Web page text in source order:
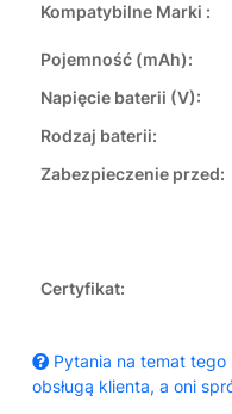
Kompatybilne Marki :
Pojemność (mAh):
Napięcie baterii (V):
Rodzaj baterii:
Zabezpieczenie przed:
Certyfikat:
Pytania na temat
obsługą klienta, a oni